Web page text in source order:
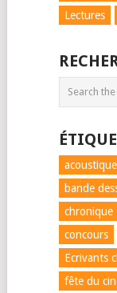
Lectures
acoustique
bande
chronique
concours
Ecrivants
fête du